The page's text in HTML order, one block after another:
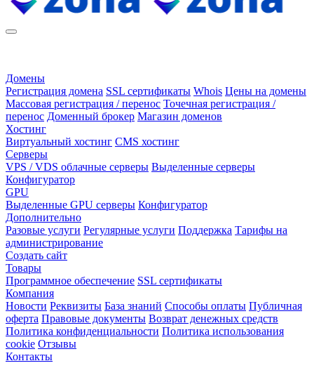
Домены
Регистрация домена SSL сертификаты Whois Цены на домены
Массовая регистрация / перенос Точечная регистрация /
перенос Доменный брокер Магазин доменов
Хостинг
Виртуальный хостинг CMS хостинг
Серверы
VPS / VDS облачные серверы Выделенные серверы
Конфигуратор
GPU
Выделенные GPU серверы Конфигуратор
Дополнительно
Разовые услуги Регулярные услуги Поддержка Тарифы на
администрирование
Создать сайт
Товары
Программное обеспечение SSL сертификаты
Компания
Новости Реквизиты База знаний Способы оплаты Публичная
оферта Правовые документы Возврат денежных средств
Политика конфиденциальности Политика использования
cookie Отзывы
Контакты